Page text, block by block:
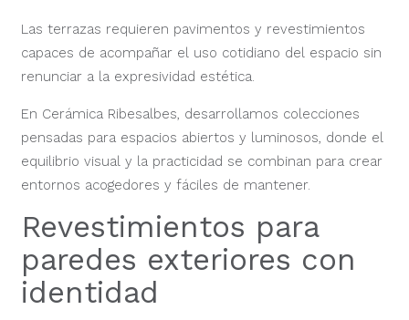
Las terrazas requieren pavimentos y revestimientos
capaces de acompañar el uso cotidiano del espacio sin
renunciar a la expresividad estética.
En Cerámica Ribesalbes, desarrollamos colecciones
pensadas para espacios abiertos y luminosos, donde el
equilibrio visual y la practicidad se combinan para crear
entornos acogedores y fáciles de mantener.
Revestimientos para
paredes exteriores con
identidad